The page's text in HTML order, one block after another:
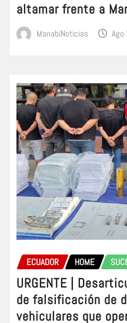
altamar frente a
ManabiNoticias Ago
ECUADOR HOME
URGENTE |
de falsificación de
vehiculares que